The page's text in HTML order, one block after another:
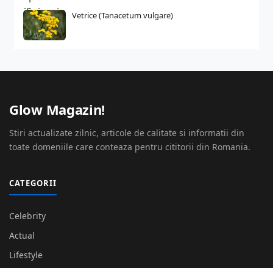
Vetrice (Tanacetum vulgare)
Glow Magazin!
Stiri actualizate zilnic, articole de calitate si informatii din
toate domeniile care conteaza pentru cititorii din Romania.
CATEGORII
Celebrity
Actual
Lifestyle